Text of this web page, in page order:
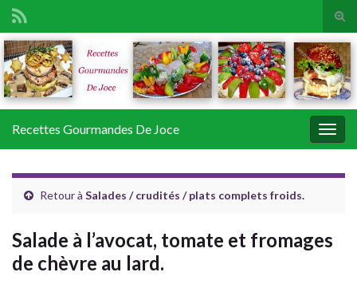
Search for:
Recettes Gourmandes De Joce
Retour à Salades / crudités / plats complets froids.
Salade à l’avocat, tomate et fromages
de chèvre au lard.